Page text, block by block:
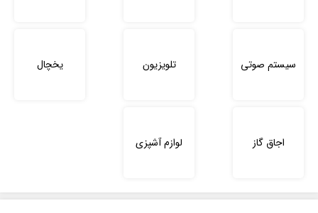
سیستم صوتی تلویزیون یخچال
اجاق گاز لوازم آشپزی